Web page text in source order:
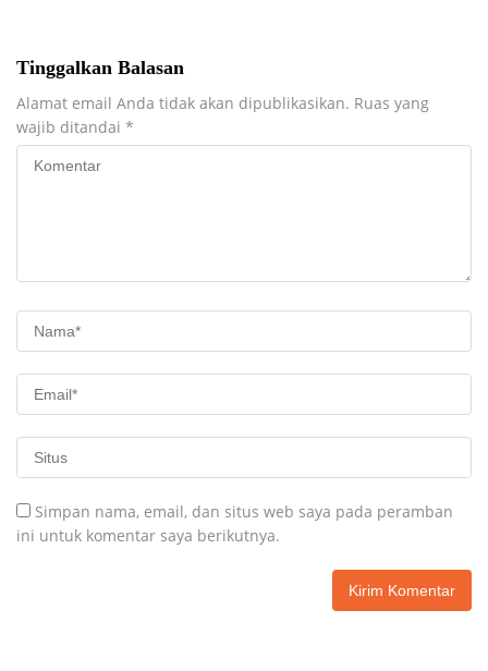
Tinggalkan Balasan
Alamat email Anda tidak akan dipublikasikan. Ruas yang
wajib ditandai *
Simpan nama, email, dan situs web saya pada peramban
ini untuk komentar saya berikutnya.